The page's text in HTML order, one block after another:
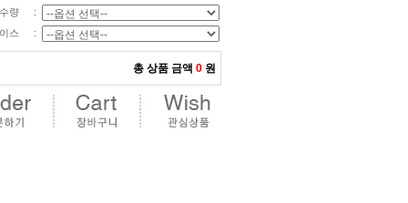
량
:
스
:
총 상품 금액 0 원